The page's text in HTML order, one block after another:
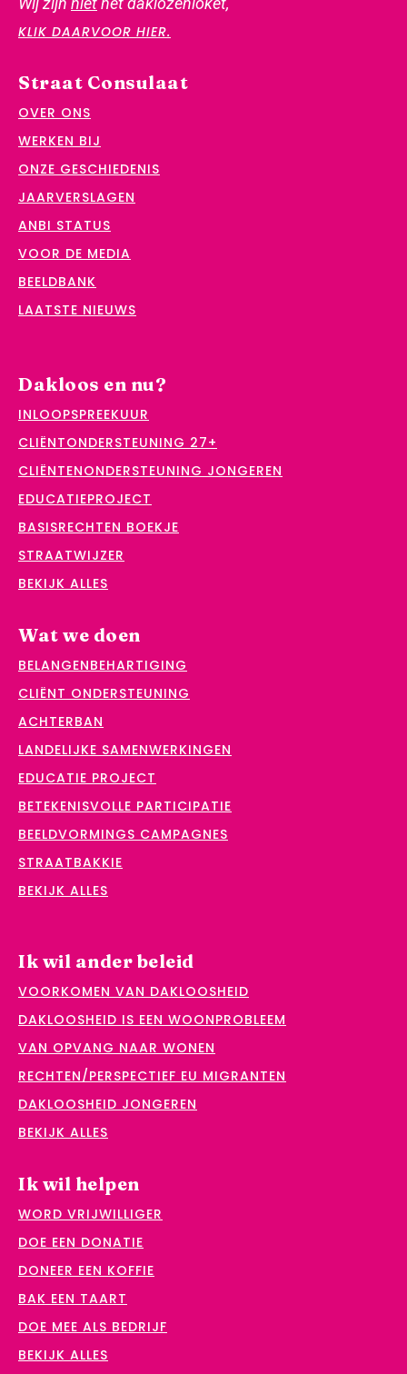
KLIK DAARVOOR HIER.
Straat Consulaat
OVER ONS
WERKEN BIJ
ONZE GESCHIEDENIS
JAARVERSLAGEN
ANBI STATUS
VOOR DE MEDIA
BEELDBANK
LAATSTE NIEUWS
Dakloos en nu?
INLOOPSPREEKUUR
CLIËNTONDERSTEUNING 27+
CLIËNTENONDERSTEUNING JONGEREN
EDUCATIEPROJECT
BASISRECHTEN BOEKJE
STRAATWIJZER
BEKIJK ALLES
Wat we doen
BELANGENBEHARTIGING
CLIËNT ONDERSTEUNING
ACHTERBAN
LANDELIJKE SAMENWERKINGEN
EDUCATIE PROJECT
BETEKENISVOLLE PARTICIPATIE
BEELDVORMINGS CAMPAGNES
STRAATBAKKIE
BEKIJK ALLES
Ik wil ander beleid
VOORKOMEN VAN DAKLOOSHEID
DAKLOOSHEID IS EEN WOONPROBLEEM
VAN OPVANG NAAR WONEN
RECHTEN/PERSPECTIEF EU MIGRANTEN
DAKLOOSHEID JONGEREN
BEKIJK ALLES
Ik wil helpen
WORD VRIJWILLIGER
DOE EEN DONATIE
DONEER EEN KOFFIE
BAK EEN TAART
DOE MEE ALS BEDRIJF
BEKIJK ALLES